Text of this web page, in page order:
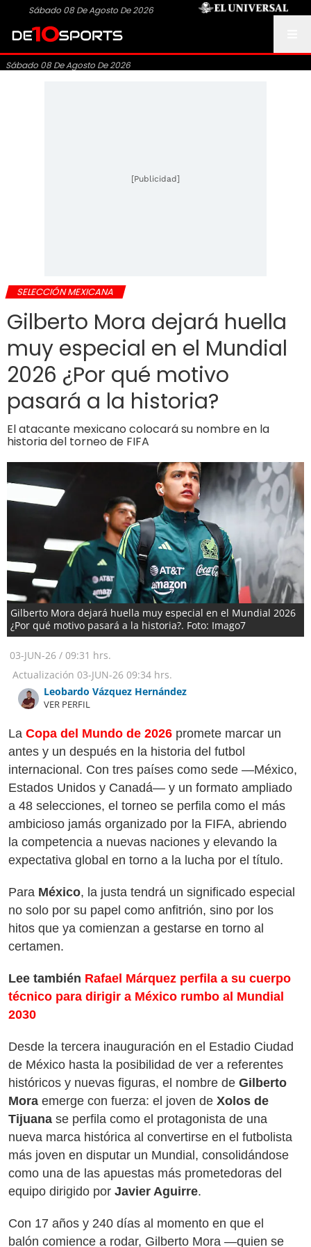
Sábado 08 De Agosto De 2026
Sábado 08 De Agosto De 2026
[Publicidad]
SELECCIÓN MEXICANA
Gilberto Mora dejará huella
muy especial en el Mundial
2026 ¿Por qué motivo
pasará a la historia?
El atacante mexicano colocará su nombre en la
historia del torneo de FIFA
Gilberto Mora dejará huella muy especial en el Mundial 2026
¿Por qué motivo pasará a la historia?. Foto: Imago7
03-JUN-26 / 09:31 hrs.
Actualización 03-JUN-26 09:34 hrs.
Leobardo Vázquez Hernández
VER PERFIL
La Copa del Mundo de 2026 promete marcar un
antes y un después en la historia del futbol
internacional. Con tres países como sede —México,
Estados Unidos y Canadá— y un formato ampliado
a 48 selecciones, el torneo se perfila como el más
ambicioso jamás organizado por la FIFA, abriendo
la competencia a nuevas naciones y elevando la
expectativa global en torno a la lucha por el título.
Para México, la justa tendrá un significado especial
no solo por su papel como anfitrión, sino por los
hitos que ya comienzan a gestarse en torno al
certamen.
Lee también Rafael Márquez perfila a su cuerpo
técnico para dirigir a México rumbo al Mundial
2030
Desde la tercera inauguración en el Estadio Ciudad
de México hasta la posibilidad de ver a referentes
históricos y nuevas figuras, el nombre de Gilberto
Mora emerge con fuerza: el joven de Xolos de
Tijuana se perfila como el protagonista de una
nueva marca histórica al convertirse en el futbolista
más joven en disputar un Mundial, consolidándose
como una de las apuestas más prometedoras del
equipo dirigido por Javier Aguirre.
Con 17 años y 240 días al momento en que el
balón comience a rodar, Gilberto Mora —quien se